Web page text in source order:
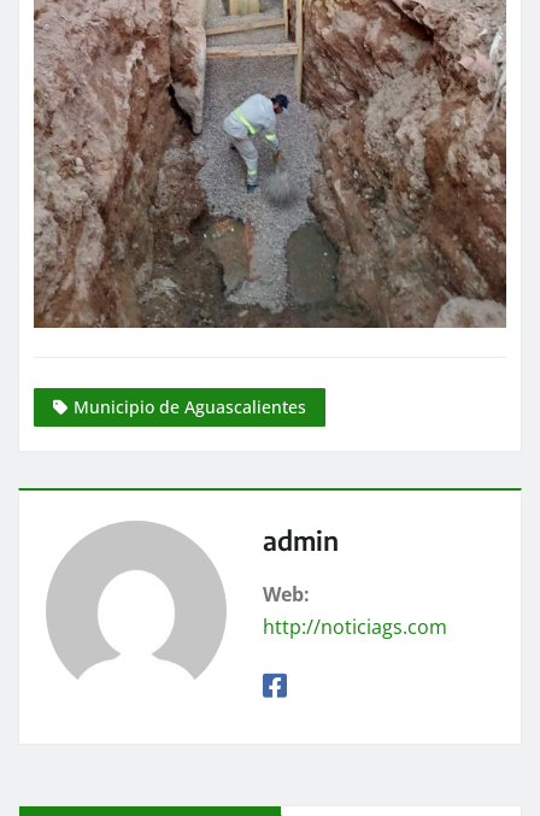
Municipio de Aguascalientes
admin
Web:
http://noticiags.com